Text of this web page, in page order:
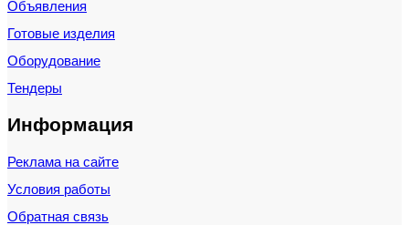
Объявления
Готовые изделия
Оборудование
Тендеры
Информация
Реклама на сайте
Условия работы
Обратная связь